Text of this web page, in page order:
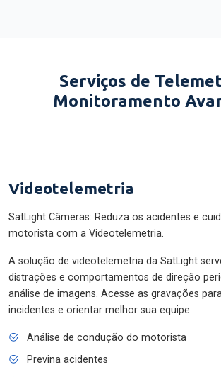
Serviços de
Monitoramento
Videotelemetria
SatLight Câmeras: Reduza os acidentes e
motorista com a Videotelemetria.
A solução de videotelemetria da SatLight
distrações e comportamentos de direção
análise de imagens. Acesse as gravações
incidentes e orientar melhor sua equipe.
Análise de condução do motorista
Previna acidentes